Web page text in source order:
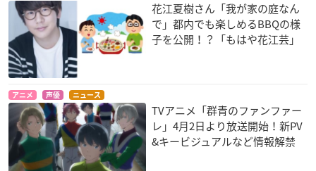
花江夏樹さん「我が家の庭なん
で」都内でも楽しめるBBQの様
子を公開！？「もはや花江芸」
アニメ 声優 ニュース
TVアニメ「群青のファンファー
レ」4月2日より放送開始！新PV
&キービジュアルなど情報解禁